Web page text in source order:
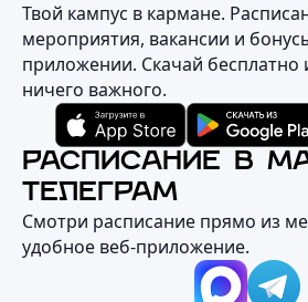
Твой кампус в кармане.
мероприятия, вакансии и
приложении. Скачай бесплатно
ничего важного.
РАСПИСАНИЕ В
ТЕЛЕГРАМ
Смотри расписание прямо из
удобное веб‑приложение.